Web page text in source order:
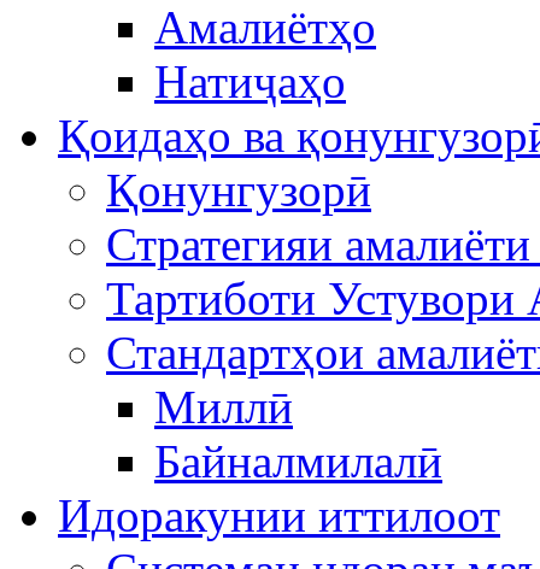
Амалиётҳо
Натиҷаҳо
Қоидаҳо ва
Қонунгузорӣ
Стратегияи
Тартиботи Устувори
Стандартҳои
Миллӣ
Байналмилалӣ
Идоракунии иттилоот